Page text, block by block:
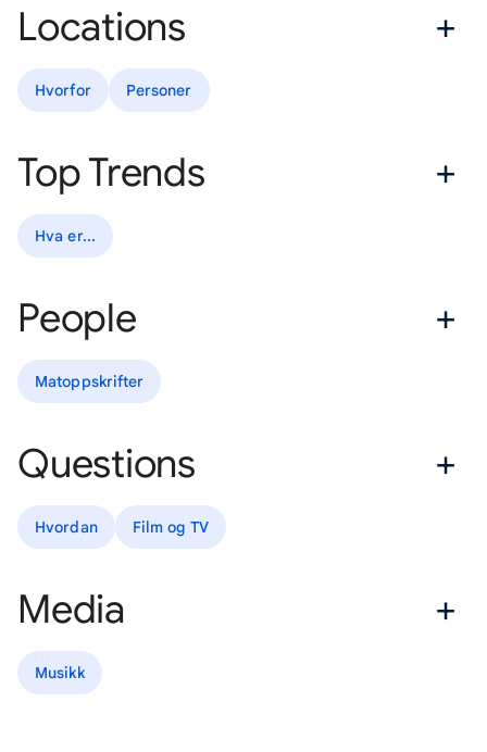
Locations
Hvorfor Personer
Top Trends
Hva er...
People
Matoppskrifter
Questions
Hvordan Film og TV
Media
Musikk